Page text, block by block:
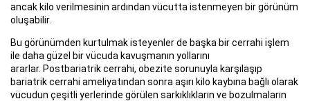
ancak kilo verilmesinin ardından vücutta istenmeyen bir görünüm
oluşabilir.
Bu görünümden kurtulmak isteyenler de başka bir cerrahi işlem
ile daha güzel bir vücuda kavuşmanın yollarını
ararlar. Postbariatrik cerrahi, obezite sorunuyla karşılaşıp
bariatrik cerrahi ameliyatından sonra aşırı kilo kaybına bağlı olarak
vücudun çeşitli yerlerinde görülen sarkıklıkların ve bozulmaların